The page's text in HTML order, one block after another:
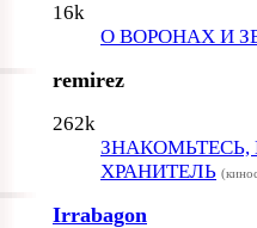
16k
О ВОРОНАХ И
remirez
262k
ХРАНИТЕЛЬ
Irrabagon